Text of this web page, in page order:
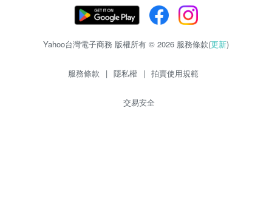
Yahoo台灣電子商務 版權所有 © 2026 服務條款(更新)
服務條款 | 隱私權 | 拍賣使用規範
交易安全